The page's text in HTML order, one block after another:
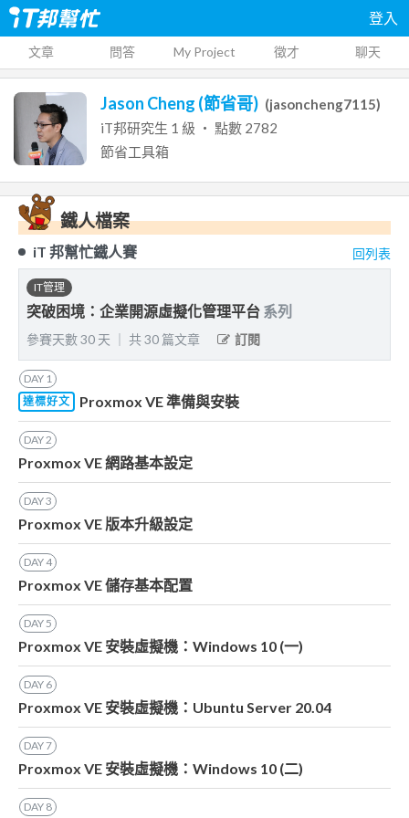
登入
文章 問答 My Project 徵才 聊天
Jason Cheng (節省哥) (jasoncheng7115)
iT邦研究生 1 級 ‧ 點數 2782
節省工具箱
鐵人檔案
iT 邦幫忙鐵人賽 回列表
IT管理
突破困境：企業開源虛擬化管理平台 系列
參賽天數30 天 共30 篇文章 訂閱
DAY 1
達標好文
Proxmox VE 準備與安裝
DAY2
Proxmox VE 網路基本設定
DAY3
Proxmox VE 版本升級設定
DAY4
Proxmox VE 儲存基本配置
DAY5
Proxmox VE 安裝虛擬機：Windows 10 (一)
DAY 6
Proxmox VE 安裝虛擬機：Ubuntu Server 20.04
DAY7
Proxmox VE 安裝虛擬機：Windows 10 (二)
DAY 8